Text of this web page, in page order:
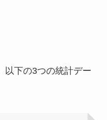
以下の3つの統計デー